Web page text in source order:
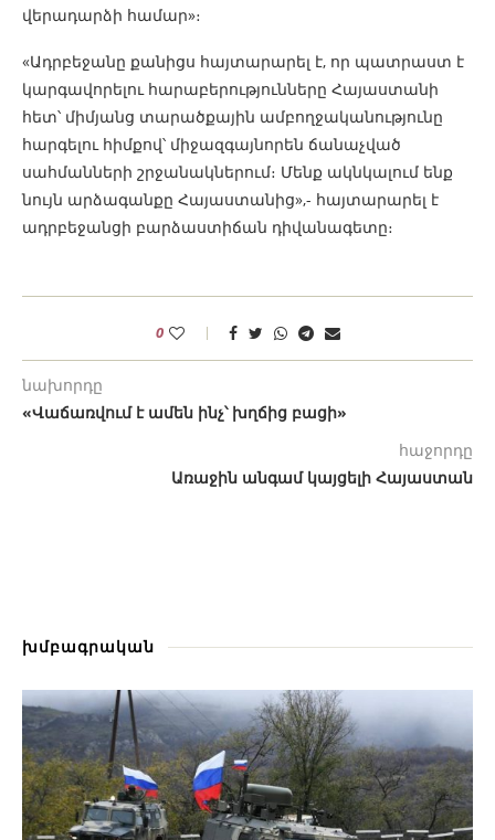
վերադարձի համար»։
«Ադրբեջանը քանիցս հայտարարել է, որ պատրաստ է
կարգավորելու հարաբերությունները Հայաստանի
հետ՝ միմյանց տարածքային ամբողջականությունը
հարգելու հիմքով՝ միջազգայնորեն ճանաչված
սահմանների շրջանակներում։ Մենք ակնկալում ենք
նույն արձագանքը Հայաստանից»,- հայտարարել է
ադրբեջանցի բարձաստիճան դիվանագետը։
0
նախորդը
«Վաճառվում է ամեն ինչ՝ խղճից բացի»
հաջորդը
Առաջին անգամ կայցելի Հայաստան
խմբագրական